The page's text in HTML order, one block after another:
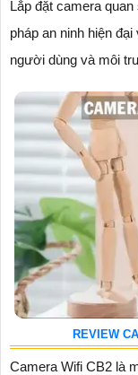
Lắp đặt camera
pháp an ninh hiện
người dùng và môi
REVIEW
Camera Wifi CB2 là